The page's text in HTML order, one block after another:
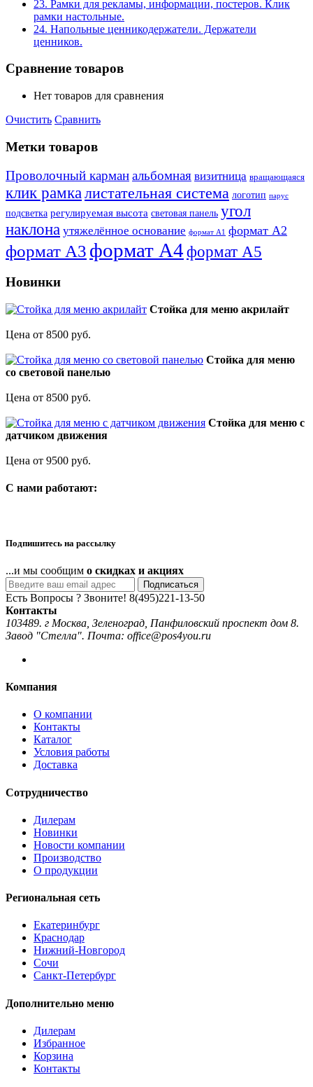
23. Рамки для рекламы, информации, постеров. Клик
рамки настольные.
24. Напольные ценникодержатели. Держатели
ценников.
Сравнение товаров
Нет товаров для сравнения
Очистить Сравнить
Метки товаров
Проволочный карманальбомная визитница вращающаяся
клик рамка листательная система логотип парус
подсветка регулируемая высота световая панель угол
наклона утяжелённое основание формат А1 формат А2
формат А3 формат А4формат А5
Новинки
Стойка для меню акрилайт
Цена от 8500 руб.
Стойка для меню
со световой панелью
Цена от 8500 руб.
Стойка для меню с
датчиком движения
Цена от 9500 руб.
C нами работают:
Подпишитесь на рассылку
...и мы сообщим о скидках и акциях
Подписаться
Есть Вопросы ? Звоните! 8(495)221-13-50
Контакты
103489. г Москва, Зеленоград, Панфиловский проспект дом 8.
Завод "Стелла". Почта: office@pos4you.ru
Компания
О компании
Контакты
Каталог
Условия работы
Доставка
Сотрудничество
Дилерам
Новинки
Новости компании
Производство
О продукции
Региональная сеть
Екатеринбург
Краснодар
Нижний-Новгород
Сочи
Санкт-Петербург
Дополнительно меню
Дилерам
Избранное
Корзина
Контакты